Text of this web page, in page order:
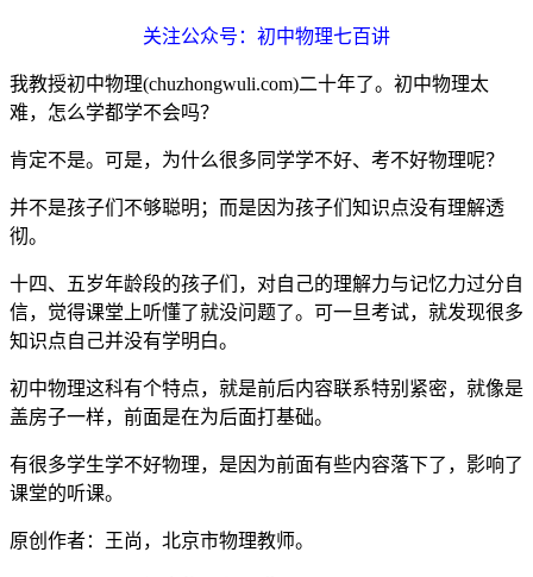
关注公众号：初中物理七百讲
我教授初中物理(chuzhongwuli.com)二十年了。初中物理太
难，怎么学都学不会吗？
肯定不是。可是，为什么很多同学学不好、考不好物理呢？
并不是孩子们不够聪明；而是因为孩子们知识点没有理解透
彻。
十四、五岁年龄段的孩子们，对自己的理解力与记忆力过分自
信，觉得课堂上听懂了就没问题了。可一旦考试，就发现很多
知识点自己并没有学明白。
初中物理这科有个特点，就是前后内容联系特别紧密，就像是
盖房子一样，前面是在为后面打基础。
有很多学生学不好物理，是因为前面有些内容落下了，影响了
课堂的听课。
原创作者：王尚，北京市物理教师。